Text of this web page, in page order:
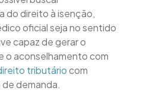
do direito à isenção,
oficial seja no sentido
capaz de gerar o
o aconselhamento com
tributáriocom
demanda.